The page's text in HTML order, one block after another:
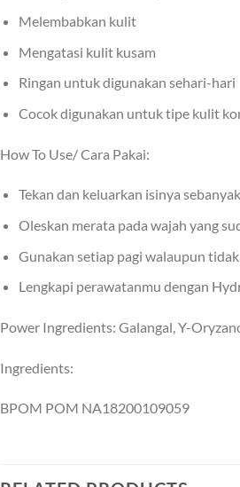
Melembabkan kulit
Mengatasi kulit kusam
Ringan untuk digunakan sehari-hari
Cocok digunakan untuk tipe kulit
How To Use/ Cara Pakai:
Tekan dan keluarkan isinya
Oleskan merata pada wajah yang
Gunakan setiap pagi walaupun
Lengkapi perawatanmu dengan
Power Ingredients: Galangal, Y-
Ingredients:
BPOM POM NA18200109059